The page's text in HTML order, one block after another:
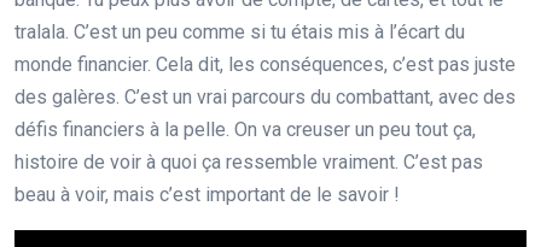
tralala. C’est un peu comme si tu étais mis à l’écart du
monde financier. Cela dit, les conséquences, c’est pas juste
des galères. C’est un vrai parcours du combattant, avec des
défis financiers à la pelle. On va creuser un peu tout ça,
histoire de voir à quoi ça ressemble vraiment. C’est pas
beau à voir, mais c’est important de le savoir !